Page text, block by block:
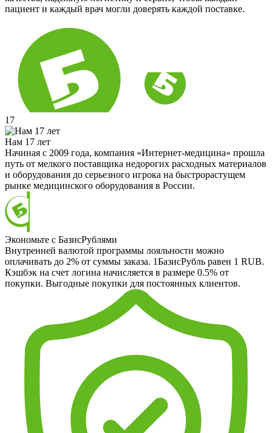
пациент и каждый врач могли доверять каждой поставке.
17
Нам 17 лет
Начиная с 2009 года, компания «Интернет-медицина» прошла
путь от мелкого поставщика недорогих расходных материалов
и оборудования до серьезного игрока на быстрорастущем
рынке медицинского оборудования в России.
Экономьте с БазисРублями
Внутренней валютой программы лояльности можно
оплачивать до 2% от суммы заказа. 1БазисРубль равен 1 RUB.
Кэшбэк на счет логина начисляется в размере 0.5% от
покупки. Выгодные покупки для постоянных клиентов.